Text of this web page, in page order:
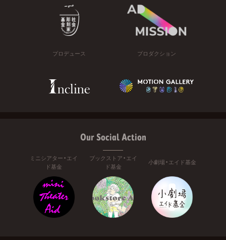
プロデュース プロダクション
Our Social Action
ミニシアター・エイ
ド基金
ブックストア・エイ
ド基金
小劇場・エイド基金